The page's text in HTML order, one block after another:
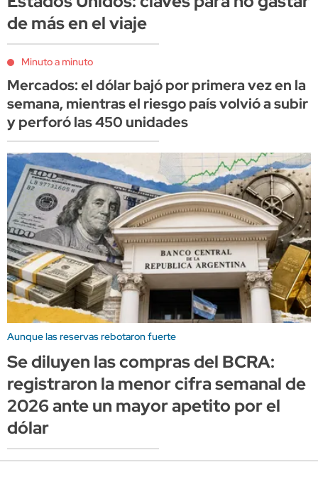
de más en el viaje
Minuto a minuto
Mercados: el dólar bajó por primera vez en la
semana, mientras el riesgo país volvió a subir
y perforó las 450 unidades
Aunque las reservas rebotaron fuerte
Se diluyen las compras del BCRA:
registraron la menor cifra semanal de
2026 ante un mayor apetito por el
dólar